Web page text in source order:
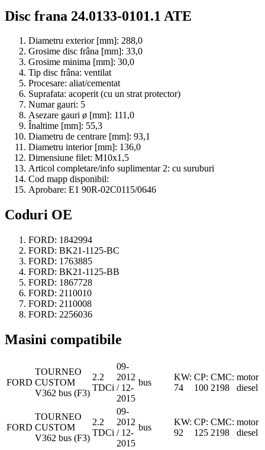
Disc frana 24.0133-0101.1 ATE
Diametru exterior [mm]: 288,0
Grosime disc frâna [mm]: 33,0
Grosime minima [mm]: 30,0
Tip disc frâna: ventilat
Procesare: aliat/cementat
Suprafata: acoperit (cu un strat protector)
Numar gauri: 5
Asezare gauri ø [mm]: 111,0
Înaltime [mm]: 55,3
Diametru de centrare [mm]: 93,1
Diametru interior [mm]: 136,0
Dimensiune filet: M10x1,5
Articol completare/info suplimentar 2: cu suruburi
Cod mapp disponibil:
Aprobare: E1 90R-02C0115/0646
Coduri OE
FORD: 1842994
FORD: BK21-1125-BC
FORD: 1763885
FORD: BK21-1125-BB
FORD: 1867728
FORD: 2110010
FORD: 2110008
FORD: 2256036
Masini compatibile
FORD
TOURNEO
CUSTOM
V362 bus (F3)
2.2
TDCi
09-
2012
/ 12-
2015
bus
KW:
74
CP:
100
CMC:
2198
motor
diesel
FORD
TOURNEO
CUSTOM
V362 bus (F3)
2.2
TDCi
09-
2012
/ 12-
2015
bus
KW:
92
CP:
125
CMC:
2198
motor
diesel